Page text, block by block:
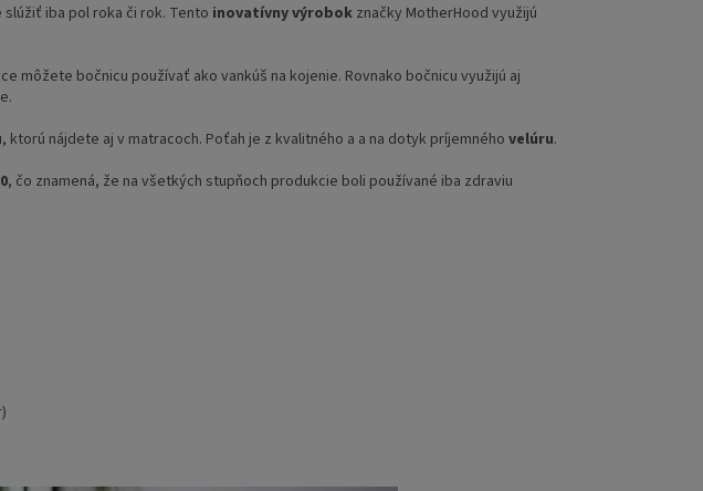
iba pol roka či rok. Tento inovatívny výrobok značky MotherHood využijú
môžete bočnicu používať ako vankúš na kojenie. Rovnako bočnicu využijú aj
ktorú nájdete aj v matracoch. Poťah je z kvalitného a a na dotyk príjemného velúru.
, čo znamená, že na všetkých stupňoch produkcie boli používané iba zdraviu